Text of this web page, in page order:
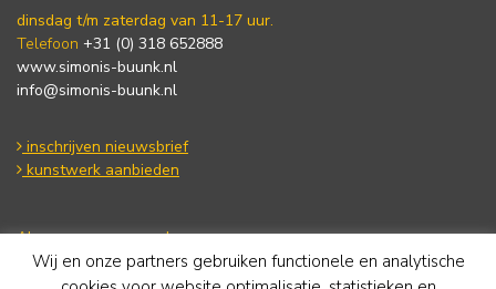
dinsdag t/m zaterdag van 11-17 uur.
Telefoon +31 (0) 318 652888
www.simonis-buunk.nl
info@simonis-buunk.nl
inschrijven nieuwsbrief
kunstwerk aanbieden
Algemene voorwaarden
Privacy statement
Cookie Policy
Wij en onze partners gebruiken functionele en analytische